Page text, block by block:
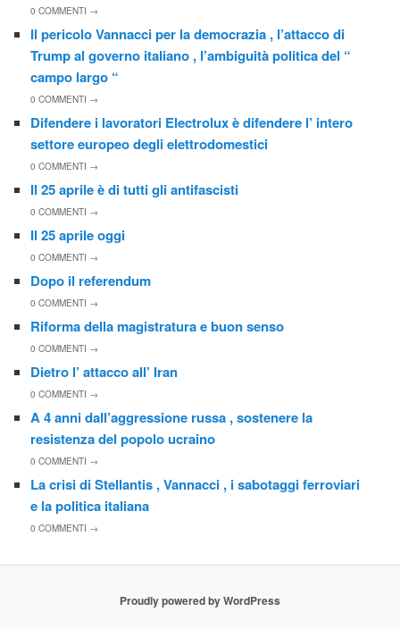
0COMMENTI →
Il pericolo Vannacci per la democrazia , l’attacco di
Trump al governo italiano , l’ambiguità politica del “
campo largo “
0COMMENTI →
Difendere i lavoratori Electrolux è difendere l’ intero
settore europeo degli elettrodomestici
0COMMENTI →
Il 25 aprile è di tutti gli antifascisti
0COMMENTI →
Il 25 aprile oggi
0COMMENTI →
Dopo il referendum
0COMMENTI →
Riforma della magistratura e buon senso
0COMMENTI →
Dietro l’ attacco all’ Iran
0COMMENTI →
A 4 anni dall’aggressione russa , sostenere la
resistenza del popolo ucraino
0COMMENTI →
La crisi di Stellantis , Vannacci , i sabotaggi ferroviari
e la politica italiana
0COMMENTI →
Proudly powered by WordPress